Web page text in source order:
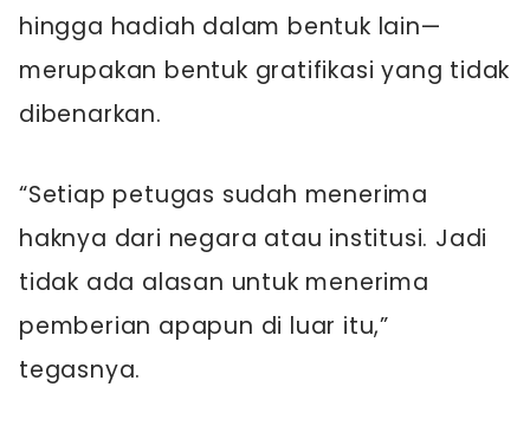
hingga hadiah dalam bentuk lain—
merupakan bentuk gratifikasi yang tidak
dibenarkan.
“Setiap petugas sudah menerima
haknya dari negara atau institusi. Jadi
tidak ada alasan untuk menerima
pemberian apapun di luar itu,”
tegasnya.